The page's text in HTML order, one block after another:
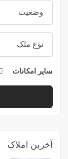
وضعیت
نوع ملک
سایر امکانات
آخرین املاک